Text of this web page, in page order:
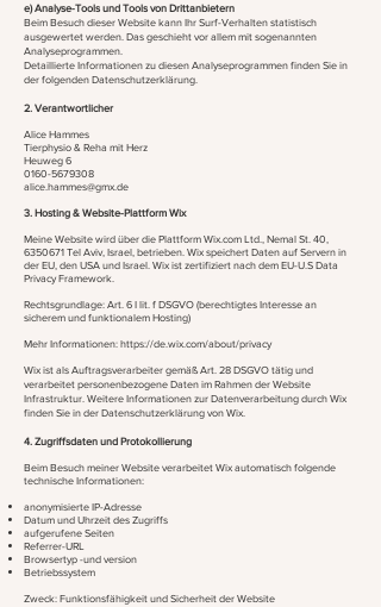
e) Analyse-Tools und Tools von Dritt­anbietern
Beim Besuch dieser Website kann Ihr Surf-Verhalten statistisch
ausgewertet werden. Das geschieht vor allem mit sogenannten
Analyseprogrammen.
Detaillierte Informationen zu diesen Analyseprogrammen finden Sie in
der folgenden Datenschutzerklärung.
2. Verantwortlicher
Alice Hammes
Tierphysio & Reha mit Herz
Heuweg 6
0160-5679308
alice.hammes@gmx.de
3. Hosting & Website-Plattform Wix
Meine Website wird über die Plattform Wix.com Ltd., Nemal St. 40,
6350671Tel Aviv, Israel, betrieben. Wix speichert Daten auf Servern in
der EU, den USA und Israel. Wix ist zertifiziert nach dem EU-U.S Data
Privacy Framework.
Rechtsgrundlage: Art. 6 I lit. f DSGVO (berechtigtes Interesse an
sicherem und funktionalem Hosting)
Mehr Informationen:https://de.wix.com/about/privacy
Wix ist als Auftragsverarbeiter gemäß Art. 28 DSGVO tätig und
verarbeitet personenbezogene Daten im Rahmen der Website
Infrastruktur. Weitere Informationen zur Datenverarbeitung durch Wix
finden Sie in der Datenschutzerklärung von Wix.
4. Zugriffsdaten und Protokollierung
Beim Besuch meiner Website verarbeitet Wix automatisch folgende
technische Informationen:
anonymisierte IP-Adresse
Datum und Uhrzeit des Zugriffs
aufgerufene Seiten
Referrer-URL
Browsertyp -und version
Betriebssystem
Zweck: Funktionsfähigkeit und Sicherheit der Website